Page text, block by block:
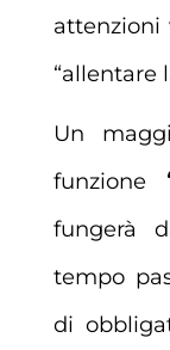
attenzioni
“allentare
Un
funzione
fungerà
tempo
di